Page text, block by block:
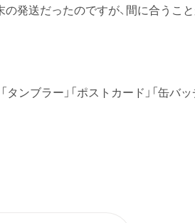
発送だったのですが、間に合うこ
ンブラー」「ポストカード」「缶バ